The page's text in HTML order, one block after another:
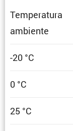
Tempe­ra­tura
ambiente
-20 °C
0 °C
25 °C